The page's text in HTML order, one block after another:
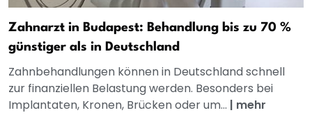
Zahnarzt in Budapest: Behandlung bis zu 70 %
günstiger als in Deutschland
Zahnbehandlungen können in Deutschland schnell
zur finanziellen Belastung werden. Besonders bei
Implantaten, Kronen, Brücken oder um... | mehr